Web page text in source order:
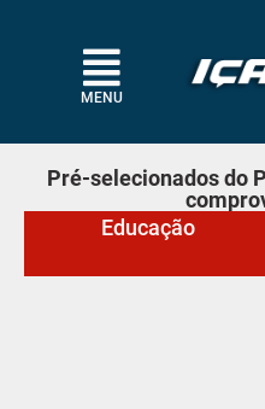
MENU
Pré-selecionados do
Educação